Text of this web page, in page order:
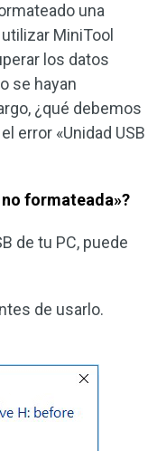
una
MiniTool
los datos
se hayan
¿qué debemos
error «Unidad USB
no formateada»?
de tu PC, puede
de usarlo.